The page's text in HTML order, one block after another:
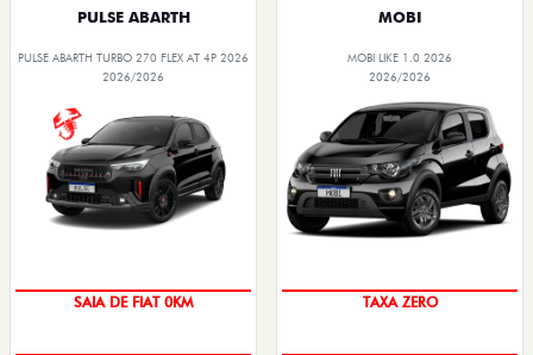
PULSE ABARTH
PULSE ABARTH TURBO 270 FLEX AT 4P 2026
2026/2026
SAIA DE FIAT 0KM
MOBI
MOBI LIKE 1.0 2026
2026/2026
TAXA ZERO